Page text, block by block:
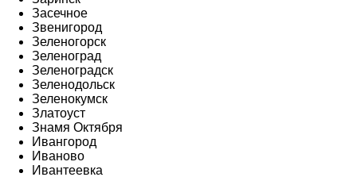
Засечное
Звенигород
Зеленогорск
Зеленоград
Зеленоградск
Зеленодольск
Зеленокумск
Златоуст
Знамя Октября
Ивангород
Иваново
Ивантеевка